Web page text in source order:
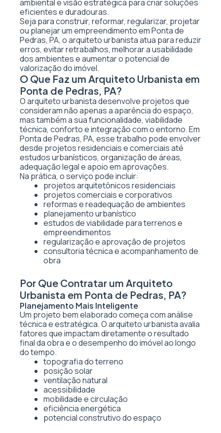
ambiental e visão estratégica para criar soluções
eficientes e duradouras.
Seja para construir, reformar, regularizar, projetar
ou planejar um empreendimento em Ponta de
Pedras, PA, o arquiteto urbanista atua para reduzir
erros, evitar retrabalhos, melhorar a usabilidade
dos ambientes e aumentar o potencial de
valorização do imóvel.
O Que Faz um Arquiteto Urbanista em
Ponta de Pedras, PA?
O arquiteto urbanista desenvolve projetos que
consideram não apenas a aparência do espaço,
mas também a sua funcionalidade, viabilidade
técnica, conforto e integração com o entorno. Em
Ponta de Pedras, PA, esse trabalho pode envolver
desde projetos residenciais e comerciais até
estudos urbanísticos, organização de áreas,
adequação legal e apoio em aprovações.
Na prática, o serviço pode incluir:
projetos arquitetônicos residenciais
projetos comerciais e corporativos
reformas e readequação de ambientes
planejamento urbanístico
estudos de viabilidade para terrenos e
empreendimentos
regularização e aprovação de projetos
consultoria técnica e acompanhamento de
obra
Por Que Contratar um Arquiteto
Urbanista em Ponta de Pedras, PA?
Planejamento Mais Inteligente
Um projeto bem elaborado começa com análise
técnica e estratégica. O arquiteto urbanista avalia
fatores que impactam diretamente o resultado
final da obra e o desempenho do imóvel ao longo
do tempo.
topografia do terreno
posição solar
ventilação natural
acessibilidade
mobilidade e circulação
eficiência energética
potencial construtivo do espaço